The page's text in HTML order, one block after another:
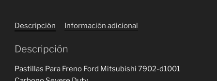
7902-
Carbono
Duty
Descripción Información adicional
Descripción
Pastillas Para Freno Ford Mitsubishi 7902-d1001